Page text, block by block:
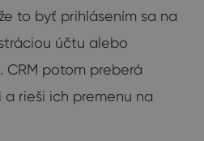
to byť prihlásením sa na
účtu alebo
CRM potom preberá
rieši ich premenu na